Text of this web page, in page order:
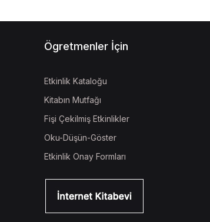
Ögretmenler İçin
Etkinlik Kataloğu
Kitabın Mutfağı
Fişi Çekilmiş Etkinlikler
Oku-Düşün-Göster
Etkinlik Onay Formları